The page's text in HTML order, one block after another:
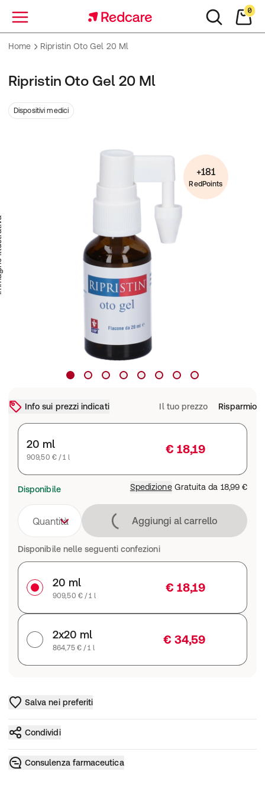
Menu
0
Home Ripristin Oto Gel 20 Ml
Ripristin Oto Gel 20 Ml
Dispositivi medici
+181
RedPoints
Info sui prezzi indicati Il tuo prezzo Risparmio
20 ml
909,50 € / 1 l
€ 18,19
Disponibile SpedizioneGratuita da 18,99 €
Quantità Caricamento in
Aggiungi al carrello
Disponibile nelle seguenti confezioni
20 ml
909,50 € / 1 l
€ 18,19
2x20 ml
864,75 € / 1 l
€ 34,59
Salva nei preferiti
Condividi
Consulenza farmaceutica